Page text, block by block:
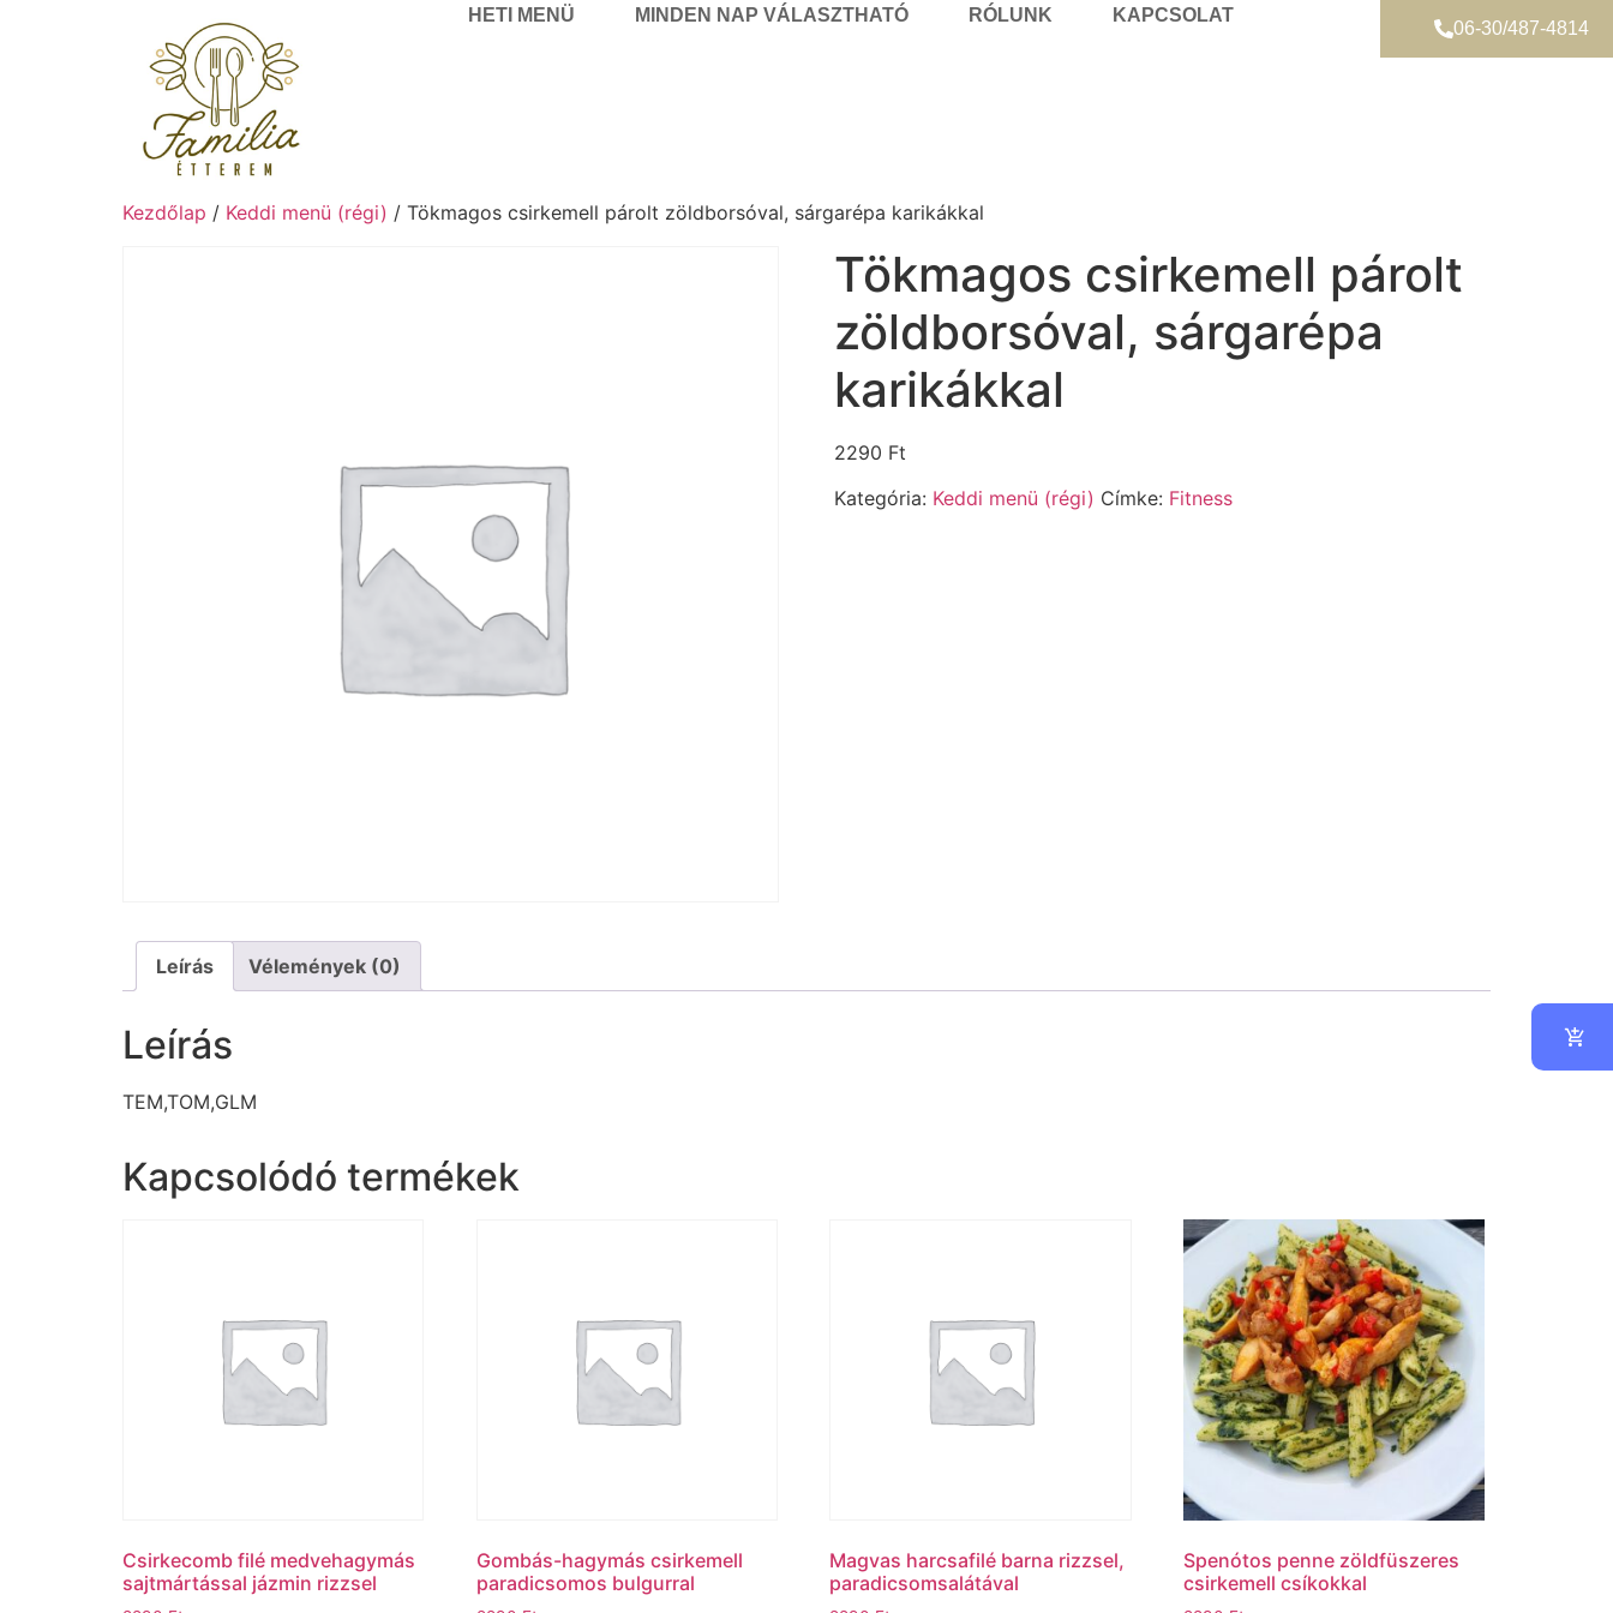
HETI MENÜ MINDEN NAP VÁLASZTHATÓ RÓLUNK KAPCSOLAT
06-30/487-4814
Kezdőlap / Keddi menü (régi) / Tökmagos csirkemell párolt zöldborsóval, sárgarépa karikákkal
Tökmagos csirkemell párolt
zöldborsóval, sárgarépa
karikákkal
2290 Ft
Kategória: Keddi menü (régi) Címke: Fitness
Leírás Vélemények (0)
Leírás
TEM,TOM,GLM
Kapcsolódó termékek
Csirkecomb filé medvehagymás
sajtmártással jázmin rizzsel
Gombás-hagymás csirkemell
paradicsomos bulgurral
Magvas harcsafilé barna rizzsel,
paradicsomsalátával
Spenótos penne zöldfüszeres
csirkemell csíkokkal